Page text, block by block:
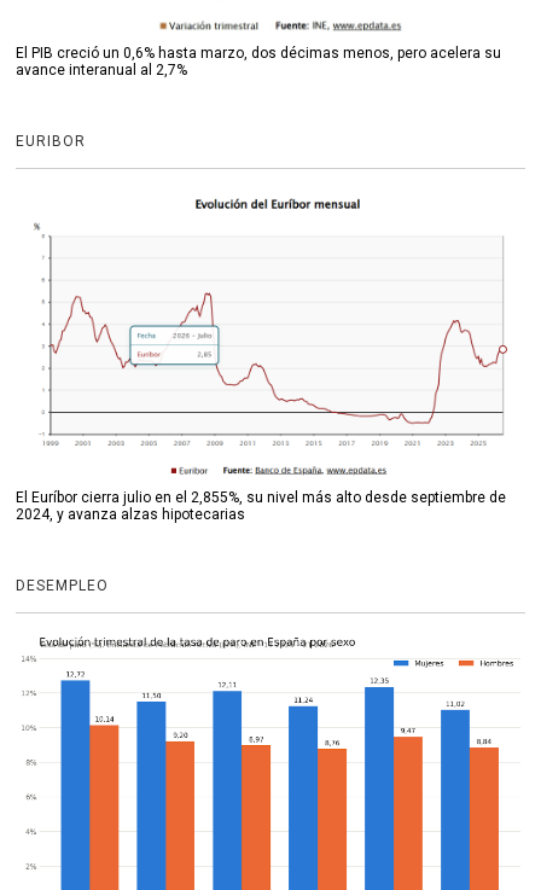
El PIB creció un 0,6% hasta marzo, dos décimas menos, pero acelera su
avance interanual al 2,7%
EURIBOR
El Euríbor cierra julio en el 2,855%, su nivel más alto desde septiembre de
2024, y avanza alzas hipotecarias
DESEMPLEO